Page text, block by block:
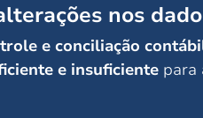
nos
e conciliação
e insuficiente para